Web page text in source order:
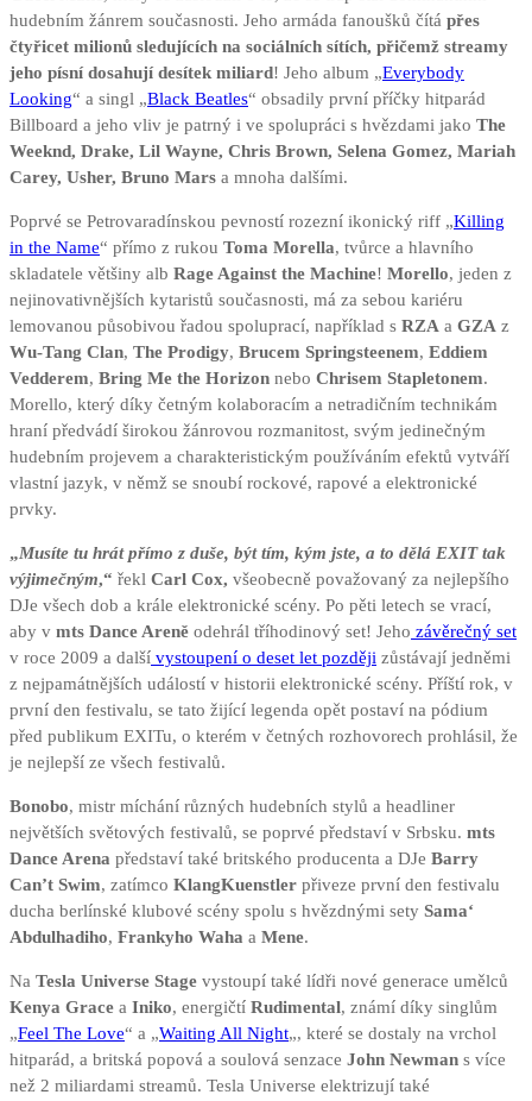
hudebním žánrem současnosti. Jeho armáda fanoušků čítá přes
čtyřicet milionů sledujících na sociálních sítích, přičemž streamy
jeho písní dosahují desítek miliard! Jeho album „Everybody
Looking“ a singl „Black Beatles“ obsadily první příčky hitparád
Billboard a jeho vliv je patrný i ve spolupráci s hvězdami jako The
Weeknd, Drake, Lil Wayne, Chris Brown, Selena Gomez, Mariah
Carey, Usher, Bruno Mars a mnoha dalšími.
Poprvé se Petrovaradínskou pevností rozezní ikonický riff „Killing
in the Name“ přímo z rukou Toma Morella, tvůrce a hlavního
skladatele většiny alb Rage Against the Machine! Morello, jeden z
nejinovativnějších kytaristů současnosti, má za sebou kariéru
lemovanou působivou řadou spoluprací, například s RZA a GZA z
Wu-Tang Clan, The Prodigy, Brucem Springsteenem, Eddiem
Vedderem, Bring Me the Horizon nebo Chrisem Stapletonem.
Morello, který díky četným kolaboracím a netradičním technikám
hraní předvádí širokou žánrovou rozmanitost, svým jedinečným
hudebním projevem a charakteristickým používáním efektů vytváří
vlastní jazyk, v němž se snoubí rockové, rapové a elektronické
prvky.
„Musíte tu hrát přímo z duše, být tím, kým jste, a to dělá EXIT tak
výjimečným,“ řekl Carl Cox, všeobecně považovaný za nejlepšího
DJe všech dob a krále elektronické scény. Po pěti letech se vrací,
aby v mts Dance Areně odehrál tříhodinový set! Jeho závěrečný set
v roce 2009 a další vystoupení o deset let později zůstávají jedněmi
z nejpamátnějších událostí v historii elektronické scény. Příští rok, v
první den festivalu, se tato žijící legenda opět postaví na pódium
před publikum EXITu, o kterém v četných rozhovorech prohlásil, že
je nejlepší ze všech festivalů.
Bonobo, mistr míchání různých hudebních stylů a headliner
největších světových festivalů, se poprvé představí v Srbsku. mts
Dance Arena představí také britského producenta a DJe Barry
Can’t Swim, zatímco KlangKuenstler přiveze první den festivalu
ducha berlínské klubové scény spolu s hvězdnými sety Sama‘
Abdulhadiho, Frankyho Waha a Mene.
Na Tesla Universe Stage vystoupí také lídři nové generace umělců
Kenya Grace a Iniko, energičtí Rudimental, známí díky singlům
„Feel The Love“ a „Waiting All Night„, které se dostaly na vrchol
hitparád, a britská popová a soulová senzace John Newman s více
než 2 miliardami streamů. Tesla Universe elektrizují také